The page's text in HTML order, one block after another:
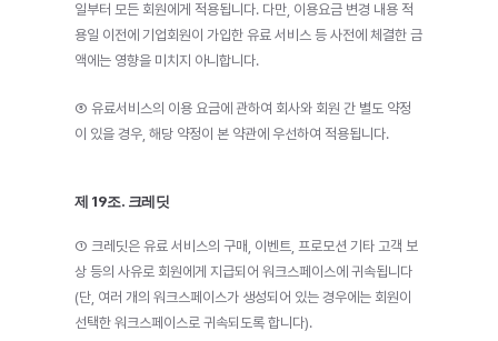
일부터 모든 회원에게 적용됩니다. 다만, 이용요금 변경 내용 적
용일 이전에 기업회원이 가입한 유료 서비스 등 사전에 체결한 금
액에는 영향을 미치지 아니합니다.
⑧ 유료서비스의 이용 요금에 관하여 회사와 회원 간 별도 약정
이 있을 경우, 해당 약정이 본 약관에 우선하여 적용됩니다.
제 19조. 크레딧
① 크레딧은 유료 서비스의 구매, 이벤트, 프로모션 기타 고객 보
상 등의 사유로 회원에게 지급되어 워크스페이스에 귀속됩니다
(단, 여러 개의 워크스페이스가 생성되어 있는 경우에는 회원이
선택한 워크스페이스로 귀속되도록 합니다).